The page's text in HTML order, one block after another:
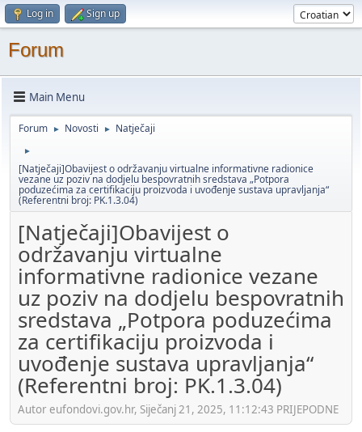
Log in Sign up
Forum
Main Menu
Forum ► Novosti ► Natječaji
►
[Natječaji]Obavijest o održavanju virtualne informativne radionice
vezane uz poziv na dodjelu bespovratnih sredstava „Potpora
poduzećima za certifikaciju proizvoda i uvođenje sustava upravljanja“
(Referentni broj: PK.1.3.04)
[Natječaji]Obavijest o
održavanju virtualne
informativne radionice vezane
uz poziv na dodjelu bespovratnih
sredstava „Potpora poduzećima
za certifikaciju proizvoda i
uvođenje sustava upravljanja“
(Referentni broj: PK.1.3.04)
Autor eufondovi.gov.hr, Siječanj 21, 2025, 11:12:43 PRIJEPODNE